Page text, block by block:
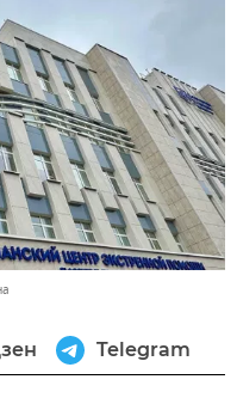
Telegram